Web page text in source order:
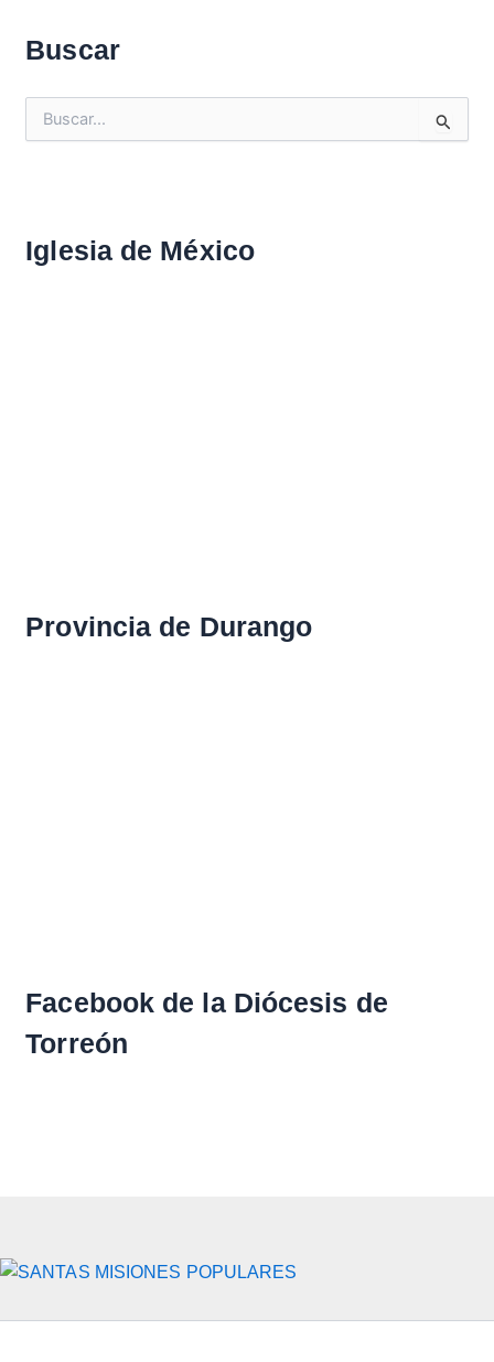
Buscar
u
Iglesia de México
Provincia de Durango
Facebook de la Diócesis de
Torreón